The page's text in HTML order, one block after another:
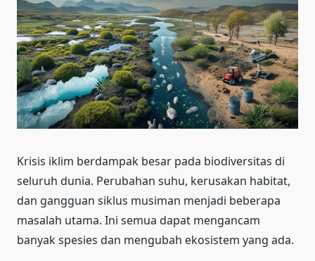
Krisis iklim berdampak besar pada biodiversitas di
seluruh dunia. Perubahan suhu, kerusakan habitat,
dan gangguan siklus musiman menjadi beberapa
masalah utama. Ini semua dapat mengancam
banyak spesies dan mengubah ekosistem yang ada.